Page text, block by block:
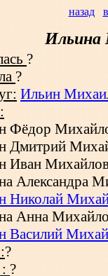
назад
Ильина
?
?
Ильин
Фёдор
Дмитрий
Иван
Александра
Николай
Анна
Василий
?
?